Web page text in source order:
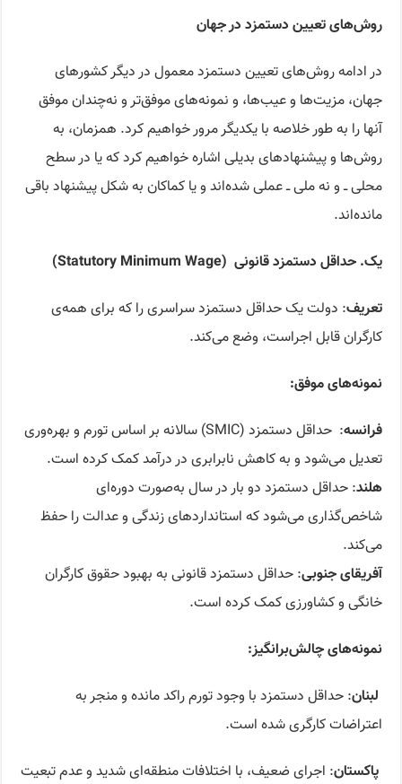
روش‌های تعیین دستمزد در جهان
در ادامه روش‌های تعیین دستمزد معمول در دیگر کشورهای
جهان، مزیت‌ها و عیب‌ها، و نمونه‌های موفق‌تر‌ و نه‌چندان موفق
آنها را به طور خلاصه با یکدیگر مرور خواهیم کرد. همزمان، به
روش‌ها و پیشنهادهای بدیلی اشاره خواهیم کرد که یا در سطح
محلی ــ و نه ملی ــ عملی شده‌اند و یا کماکان به شکل پیشنهاد باقی
مانده‌اند.
یک. حداقل دستمزد قانونی (Statutory Minimum Wage)
تعریف: دولت یک حداقل دستمزد سراسری را که برای همه‌ی
کارگران قابل اجراست، وضع می‌کند.
نمونه‌های موفق‌:
فرانسه
: حداقل دستمزد (SMIC) سالانه بر اساس تورم و بهره‌وری
تعدیل می‌شود و به کاهش نابرابری در درآمد کمک کرده است.
هلند: حداقل دستمزد دو بار در سال به‌صورت دوره‌ای
شاخص‌گذاری می‌شود که استانداردهای زندگی و عدالت را حفظ
می‌کند.
آفریقای جنوبی: حداقل دستمزد قانونی به بهبود حقوق کارگران
خانگی و کشاورزی کمک کرده است.
نمونه‌های چالش‌برانگیز:
لبنان: حداقل دستمزد با وجود تورم راکد مانده و منجر به
اعتراضات کارگری شده است.
پاکستان: اجرای ضعیف، با اختلافات منطقه‌ای شدید و عدم تبعیت